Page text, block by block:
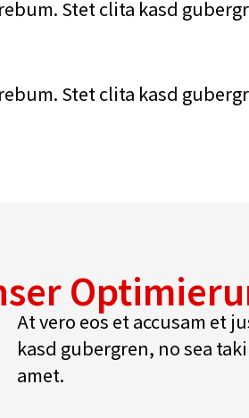
Stet clita kasd
Stet clita kasd
At vero eos et accusam et
kasd gubergren, no sea
amet.